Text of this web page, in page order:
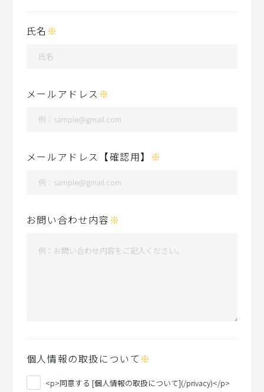
氏名 ※
メールアドレス ※
メールアドレス【確認用】 ※
お問い合わせ内容 ※
個人情報の取扱について ※
<p>同意する [個人情報の取扱について](/privacy)</p>